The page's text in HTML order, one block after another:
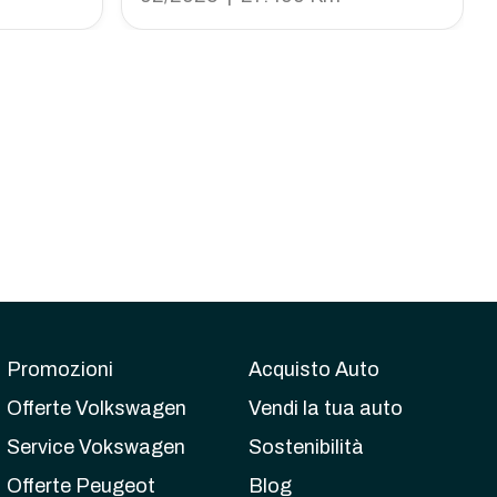
Promozioni
Offerte Volkswagen
Service Vokswagen
Offerte Peugeot
Acquisto Auto
Vendi la tua auto
Sostenibilità
Blog